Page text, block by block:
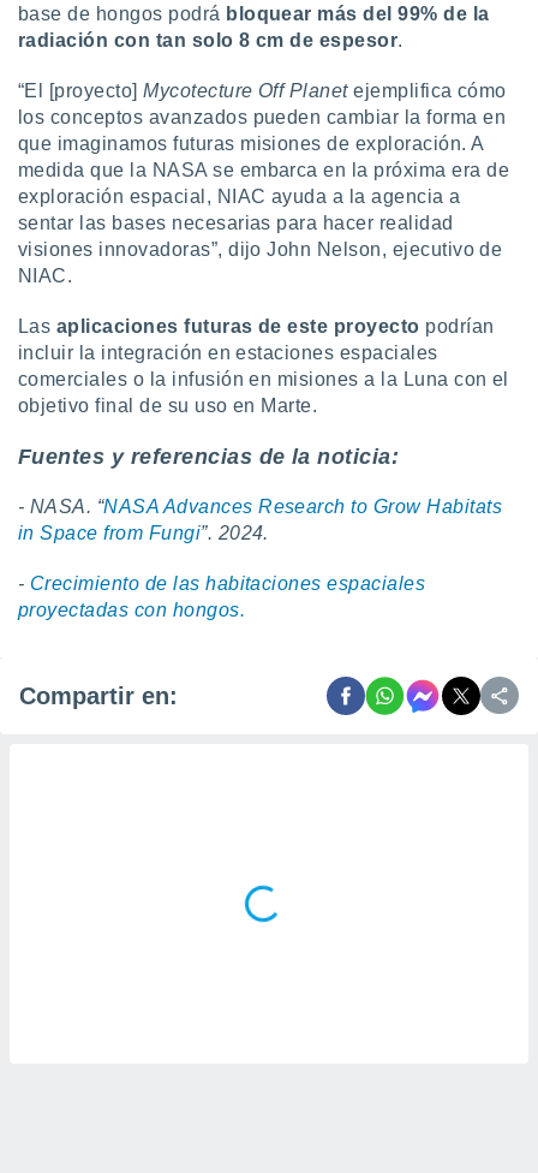
base de hongos podrá bloquear más del 99% de la
radiación con tan solo 8 cm de espesor.
“El [proyecto]Mycotecture Off Planetejemplifica cómo
los conceptos avanzados pueden cambiar la forma en
que imaginamos futuras misiones de exploración. A
medida que la NASA se embarca en la próxima era de
exploración espacial, NIAC ayuda a la agencia a
sentar las bases necesarias para hacer realidad
visiones innovadoras”, dijo John Nelson, ejecutivo de
NIAC.
Las aplicaciones futuras de este proyecto podrían
incluir la integración en estaciones espaciales
comerciales o la infusión en misiones a la Luna con el
objetivo final de su uso en Marte.
Fuentes y referencias de la noticia:
- NASA. “NASA Advances Research to Grow Habitats
in Space from Fungi”. 2024.
- Crecimiento de las habitaciones espaciales
proyectadas con hongos.
Compartir en: